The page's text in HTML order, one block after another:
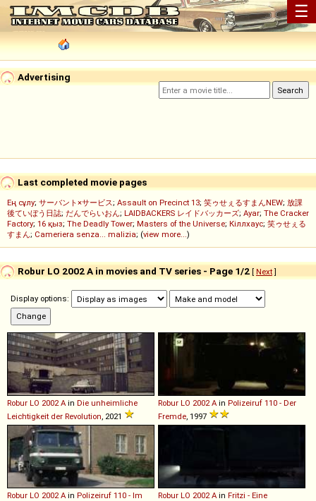
☰
Advertising
Last completed movie pages
Ең сұлу; サーバント×サービス; Assault on Precinct 13; 笑ゥせぇるすまんNEW; 放課
後ていぼう日誌; だんでらいおん; LAIDBACKERS レイドバッカーズ; Ayar; The Cracker
Factory; 16 қыз; The Deadly Tower; Masters of the Universe; Кіллхаус; 笑ゥせぇる
すまん; Cameriera senza... malizia; (view more...)
Robur LO 2002 A in movies and TV series - Page 1/2 [ Next]
Display options:
Robur LO 2002 A in Die unheimliche
Leichtigkeit der Revolution , 2021
Robur LO 2002 A in Polizeiruf 110 - Der
Fremde , 1997
Robur LO 2002 A in Polizeiruf 110 - Im
Robur LO 2002 A in Fritzi - Eine